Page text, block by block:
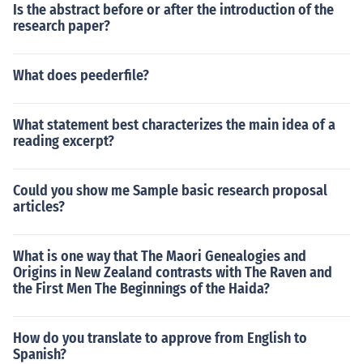
Is the abstract before or after the introduction of the
research paper?
What does peederfile?
What statement best characterizes the main idea of a
reading excerpt?
Could you show me Sample basic research proposal
articles?
What is one way that The Maori Genealogies and
Origins in New Zealand contrasts with The Raven and
the First Men The Beginnings of the Haida?
How do you translate to approve from English to
Spanish?